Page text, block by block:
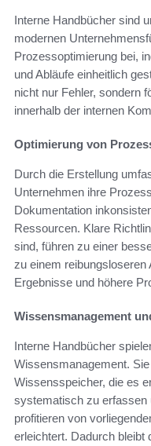
Interne Handbücher sind
modernen
Prozessoptimierung bei,
und Abläufe einheitlich
nicht nur Fehler, sondern
innerhalb der internen
Optimierung von
Durch die Erstellung
Unternehmen ihre
Dokumentation
Ressourcen. Klare
sind, führen zu einer
zu einem reibungsloseren
Ergebnisse und höhere
Wissensmanagement
Interne Handbücher
Wissensmanagement.
Wissensspeicher, die es
systematisch zu erfassen
profitieren von
erleichtert. Dadurch bleibt